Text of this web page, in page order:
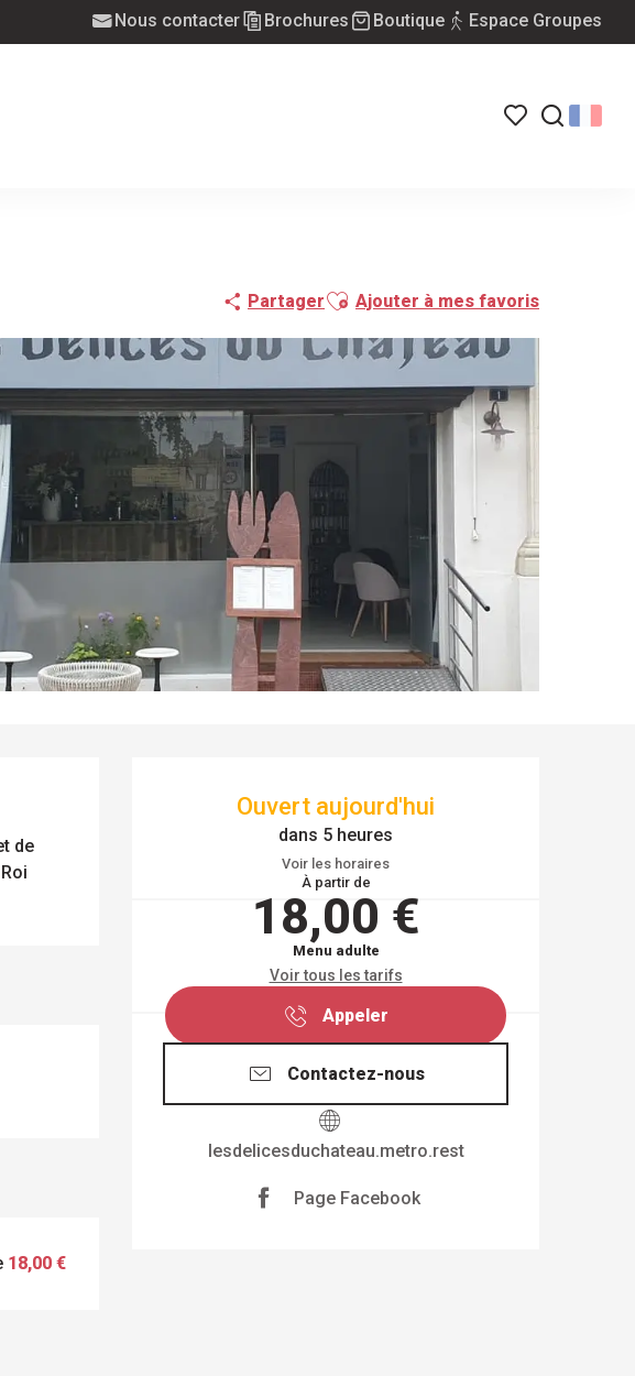
Nous contacter Brochures Boutique Espace Groupes
PartagerAjouter aux favoris
Ajouter à mes favoris
OUVERTURE ET
Ouvert aujourd'hui
dans 5 heures
Voir les horaires
À partir de
18,00 €
Menu adulte
Voir tous les tarifs
Appeler
Contactez-nous
lesdelicesduchateau.metro.rest
Page Facebook
de
18,00 €